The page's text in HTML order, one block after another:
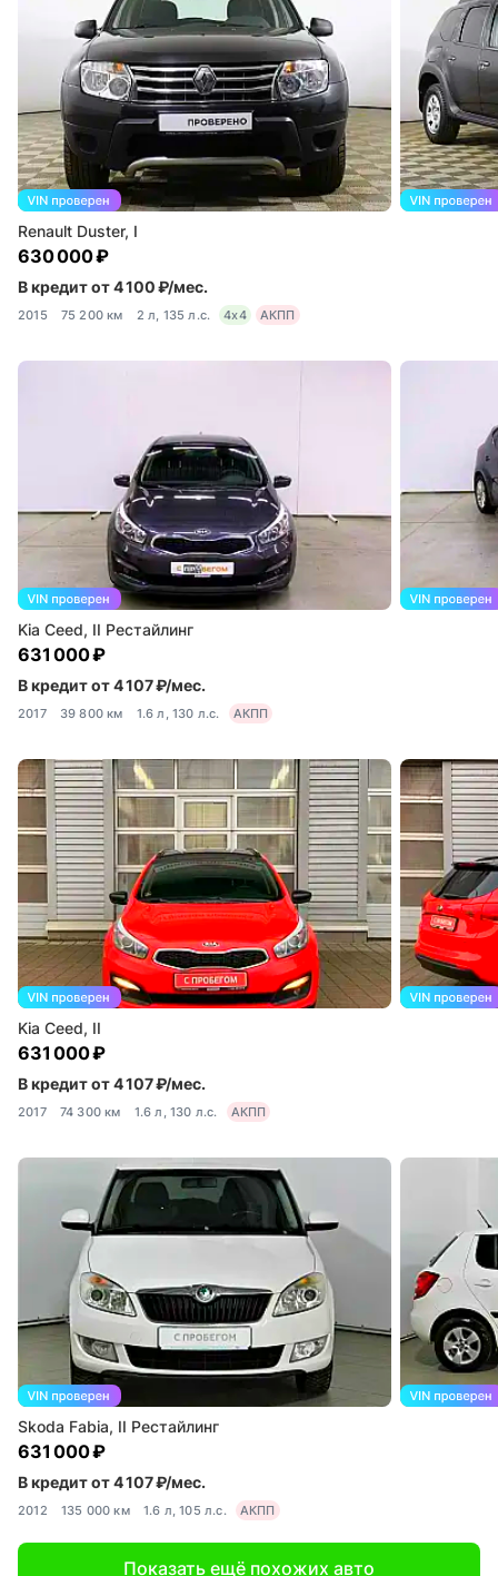
Renault Duster, I
630 000 ₽
В кредит от 4 100 ₽/мес.
2015 75 200 км 2 л, 135 л.с. 4x4 АКПП
Kia Ceed, II Рестайлинг
631 000 ₽
В кредит от 4 107 ₽/мес.
2017 39 800 км 1.6 л, 130 л.с. АКПП
Kia Ceed, II
631 000 ₽
В кредит от 4 107 ₽/мес.
2017 74 300 км 1.6 л, 130 л.с. АКПП
Skoda Fabia, II Рестайлинг
631 000 ₽
В кредит от 4 107 ₽/мес.
2012 135 000 км 1.6 л, 105 л.с. АКПП
Показать ещё похожих авто